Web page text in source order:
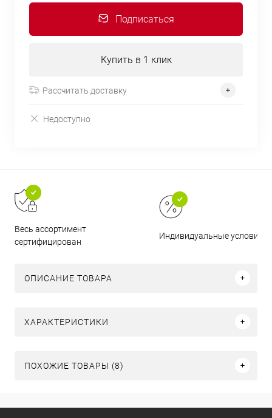
Подписаться
Купить в 1 клик
Рассчитать доставку
Недоступно
Весь ассортимент
сертифицирован
Индивидуальные условия
ОПИСАНИЕ ТОВАРА
ХАРАКТЕРИСТИКИ
ПОХОЖИЕ ТОВАРЫ (8)